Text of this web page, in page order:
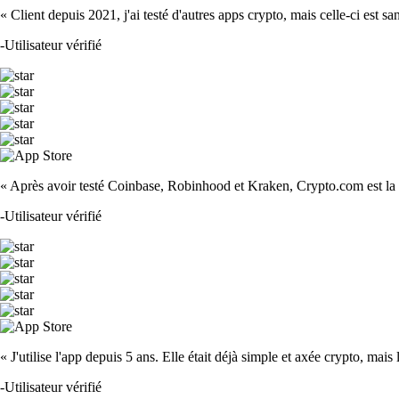
« Client depuis 2021, j'ai testé d'autres apps crypto, mais celle-ci est
-Utilisateur vérifié
« Après avoir testé Coinbase, Robinhood et Kraken, Crypto.com est
-Utilisateur vérifié
« J'utilise l'app depuis 5 ans. Elle était déjà simple et axée crypto,
-Utilisateur vérifié